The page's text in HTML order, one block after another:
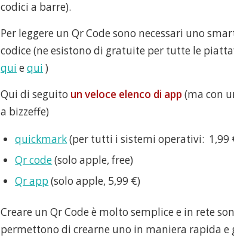
codici a barre).
Per leggere un Qr Code sono necessari uno
codice (ne esistono di gratuite per tutte le
qui equi )
Qui di seguito un veloce elenco di app (ma con
a bizzeffe)
quickmark(per tutti i sistemi operativi: 1,99
Qr code(solo apple, free)
Qr app (solo apple, 5,99 €)
Creare un Qr Code è molto semplice e in rete
permettono di crearne uno in maniera rapida